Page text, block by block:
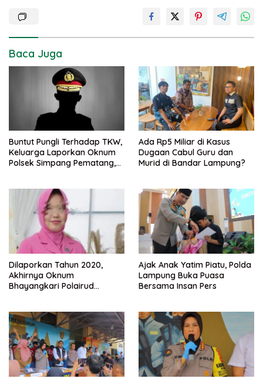
Baca Juga
Buntut Pungli Terhadap TKW,
Keluarga Laporkan Oknum
Polsek Simpang Pematang,
Ada Rp5 Miliar di Kasus
Dugaan Cabul Guru dan
Murid di Bandar Lampung?
Dilaporkan Tahun 2020,
Akhirnya Oknum
Bhayangkari Polairud
Ajak Anak Yatim Piatu, Polda
Lampung Buka Puasa
Bersama Insan Pers